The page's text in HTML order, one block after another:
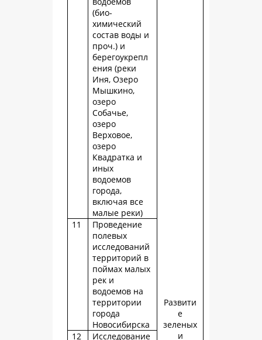
Развити
е
зеленых
и
(био-
химический
состав воды и
проч.) и
берегоукрепл
ения (реки
Иня, Озеро
Мышкино,
озеро
Собачье,
озеро
Верховое,
озеро
Квадратка и
иных
водоемов
города,
включая все
малые реки)
11
Проведение
полевых
исследований
территорий в
поймах малых
рек и
водоемов на
территории
города
Новосибирска
12
Исследование